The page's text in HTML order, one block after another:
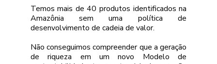
Temos mais de 40 produtos identificados na
Amazônia sem uma política de
desenvolvimento de cadeia de valor.
Não conseguimos compreender que a geração
de riqueza em um novo Modelo de